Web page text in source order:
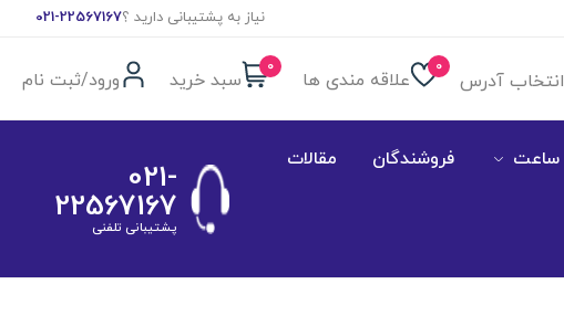
نیاز به پشتیبانی دارید ؟021-22567167
انتخاب آدرس
0
علاقه مندی ها
0
سبد خرید ورود/ثبت نام
ساعت فروشندگان مقالات 021-
22567167
پشتیبانی تلفنی